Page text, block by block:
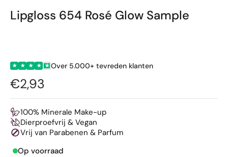
Lipgloss 654 Rosé Glow Sample
★ ★ ★ ★ ★ Over 5.000+ tevreden klanten
€2,93
100% Minerale Make-up
Dierproefvrij & Vegan
Vrij van Parabenen & Parfum
Op voorraad